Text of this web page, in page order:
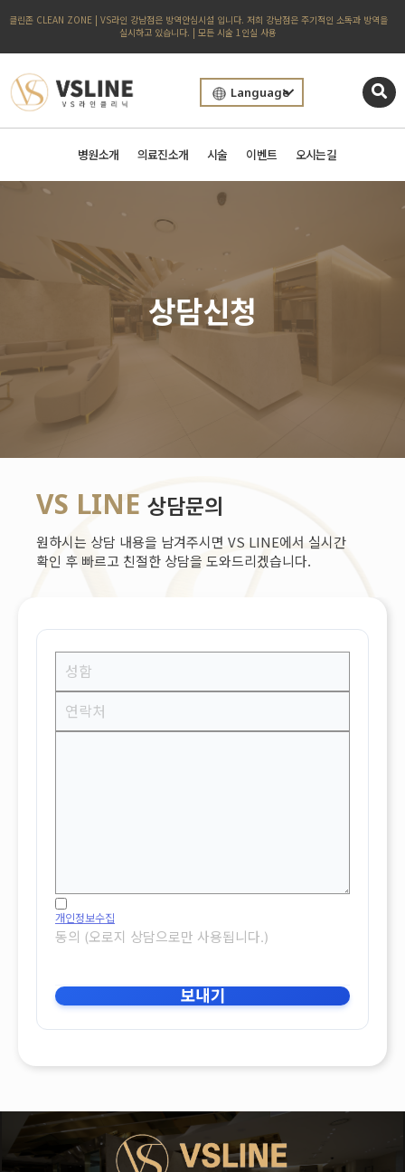
클린존 CLEAN ZONE | VS라인 강남점은 방역안심시설 입니다. 저희 강남점은 주기적인 소독과 방역을
실시하고 있습니다. | 모든 시술 1인실 사용
Language
병원소개 의료진소개 시술 이벤트 오시는길
상담신청
VS LINE 상담문의
원하시는 상담 내용을 남겨주시면 VS LINE에서 실시간
확인 후 빠르고 친절한 상담을 도와드리겠습니다.
개인정보수집
동의 (오로지 상담으로만 사용됩니다.)
보내기